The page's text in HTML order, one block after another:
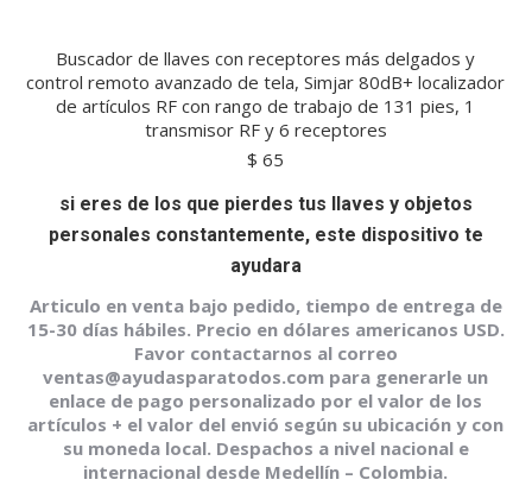
Buscador de llaves con receptores más delgados y
control remoto avanzado de tela, Simjar 80dB+ localizador
de artículos RF con rango de trabajo de 131 pies, 1
transmisor RF y 6 receptores
$ 65
si eres de los que pierdes tus llaves y objetos
personales constantemente, este dispositivo te
ayudara
Articulo en venta bajo pedido, tiempo de entrega de
15-30 días hábiles. Precio en dólares americanos USD.
Favor contactarnos al correo
ventas@ayudasparatodos.com para generarle un
enlace de pago personalizado por el valor de los
artículos + el valor del envió según su ubicación y con
su moneda local. Despachos a nivel nacional e
internacional desde Medellín – Colombia.